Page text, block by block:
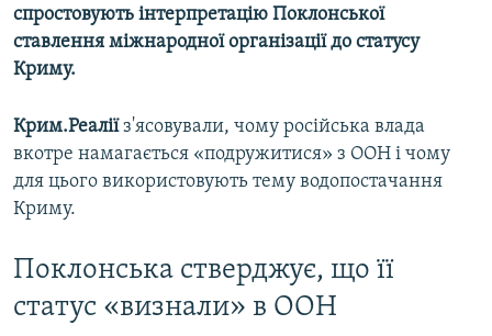
спростовують інтерпретацію Поклонської
ставлення міжнародної організації до статусу
Криму.
Крим.Реаліїз'ясовували, чому російська влада
вкотре намагається «подружитися» з ООН і чому
для цього використовують тему водопостачання
Криму.
Поклонська стверджує, що її
статус «визнали» в ООН